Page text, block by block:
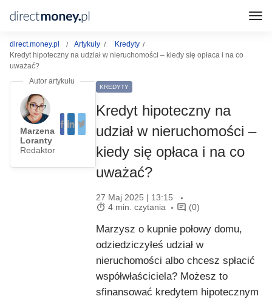
direct.money.pl Artykuły
Kredyty
Kredyt hipoteczny na udział w nieruchomości – kiedy się opłaca i na co
uważać?
Marzena
Loranty
Redaktor
KREDYTY
Kredyt hipoteczny na
udział w nieruchomości –
kiedy się opłaca i na co
uważać?
27 Maj 2025 | 13:15
4 min. czytania
(0)
Marzysz o kupnie połowy domu,
odziedziczyłeś udział w
nieruchomości albo chcesz spłacić
współwłaściciela? Możesz to
sfinansować kredytem hipotecznym